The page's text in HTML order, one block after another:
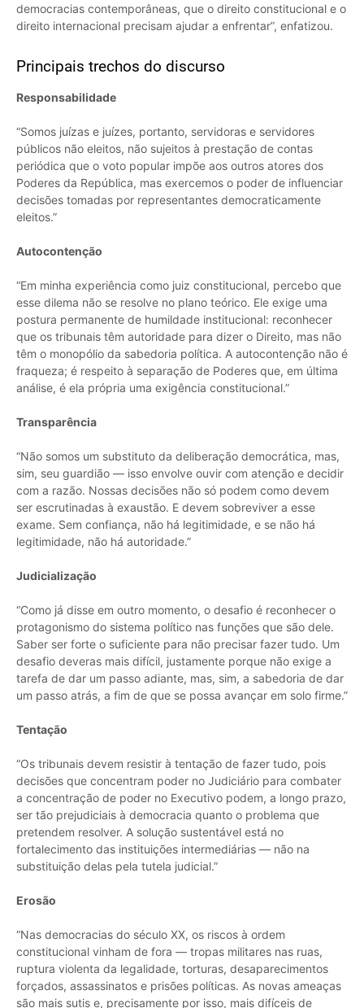
democracias contemporâneas, que o direito constitucional e o
direito internacional precisam ajudar a enfrentar”, enfatizou.
Principais trechos do discurso
Responsabilidade
“Somos juízas e juízes, portanto, servidoras e servidores
públicos não eleitos, não sujeitos à prestação de contas
periódica que o voto popular impõe aos outros atores dos
Poderes da República, mas exercemos o poder de influenciar
decisões tomadas por representantes democraticamente
eleitos.”
Autocontenção
“Em minha experiência como juiz constitucional, percebo que
esse dilema não se resolve no plano teórico. Ele exige uma
postura permanente de humildade institucional: reconhecer
que os tribunais têm autoridade para dizer o Direito, mas não
têm o monopólio da sabedoria política. A autocontenção não é
fraqueza; é respeito à separação de Poderes que, em última
análise, é ela própria uma exigência constitucional.”
Transparência
“Não somos um substituto da deliberação democrática, mas,
sim, seu guardião — isso envolve ouvir com atenção e decidir
com a razão. Nossas decisões não só podem como devem
ser escrutinadas à exaustão. E devem sobreviver a esse
exame. Sem confiança, não há legitimidade, e se não há
legitimidade, não há autoridade.”
Judicialização
“Como já disse em outro momento, o desafio é reconhecer o
protagonismo do sistema político nas funções que são dele.
Saber ser forte o suficiente para não precisar fazer tudo. Um
desafio deveras mais difícil, justamente porque não exige a
tarefa de dar um passo adiante, mas, sim, a sabedoria de dar
um passo atrás, a fim de que se possa avançar em solo firme.”
Tentação
“Os tribunais devem resistir à tentação de fazer tudo, pois
decisões que concentram poder no Judiciário para combater
a concentração de poder no Executivo podem, a longo prazo,
ser tão prejudiciais à democracia quanto o problema que
pretendem resolver. A solução sustentável está no
fortalecimento das instituições intermediárias — não na
substituição delas pela tutela judicial.”
Erosão
“Nas democracias do século XX, os riscos à ordem
constitucional vinham de fora — tropas militares nas ruas,
ruptura violenta da legalidade, torturas, desaparecimentos
forçados, assassinatos e prisões políticas. As novas ameaças
são mais sutis e, precisamente por isso, mais difíceis de